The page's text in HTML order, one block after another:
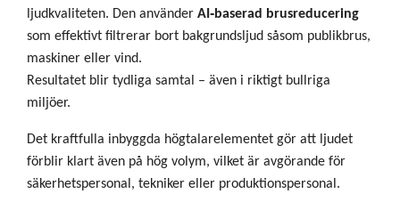
ljudkvaliteten. Den använder AI‑baserad brusreducering
som effektivt filtrerar bort bakgrundsljud såsom publikbrus,
maskiner eller vind.
Resultatet blir tydliga samtal – även i riktigt bullriga
miljöer.
Det kraftfulla inbyggda högtalarelementet gör att ljudet
förblir klart även på hög volym, vilket är avgörande för
säkerhetspersonal, tekniker eller produktionspersonal.